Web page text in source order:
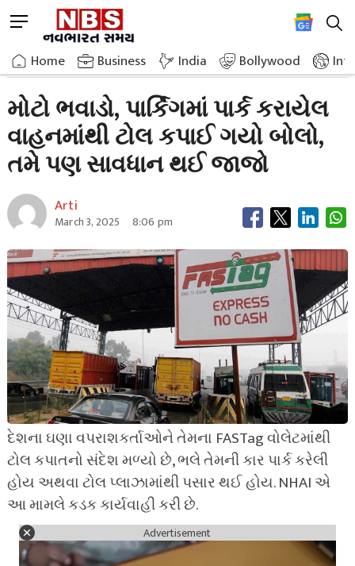
to
content
M
n
u
u
t
o
Home Business India Bollywood
Home»Breaking News»Say Toll Has Been Deducted From A Vehicle Parked In A Parking Lot
મોટો ભવાડો, પાર્કિંગમાં પાર્ક કરાયેલ
વાહનમાંથી ટોલ કપાઈ ગયો બોલો,
તમે પણ સાવધાન થઈ જાજો
Arti
March 3, 2025 8:06 pm
દેશના ઘણા વપરાશકર્તાઓને તેમના FASTag વોલેટમાંથી
ટોલ કપાતનો સંદેશ મળ્યો છે, ભલે તેમની કાર પાર્ક કરેલી
હોય અથવા ટોલ પ્લાઝામાંથી પસાર થઈ હોય. NHAI એ
આ મામલે કડક કાર્યવાહી કરી છે.
Advertisement